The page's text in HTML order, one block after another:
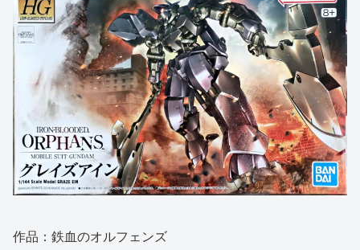
作品：鉄血のオルフェンズ